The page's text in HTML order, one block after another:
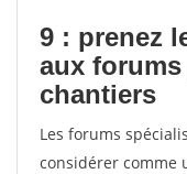
9 : prenez
aux
chantiers
Les forums
considérer comme